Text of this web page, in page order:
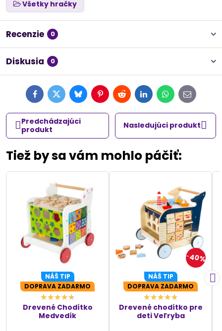
Všetky hračky
Recenzie 0
Diskusia 0
FacebookTwitterBlueskyPinterestRedditLinkedInWhatsApp
E-
mail
Predchádzajúci
produkt
Nasledujúci produkt
Tiež by sa vám mohlo páčiť:
NÁŠ TIP
DOPRAVA ZADARMO
Drevené Chodítko
Medvedík
40%
NÁŠ TIP
DOPRAVA ZADARMO
Drevené chodítko pre
deti Veľryba